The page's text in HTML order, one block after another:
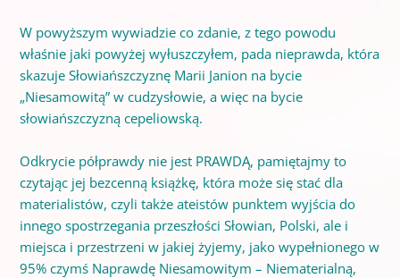
W powyższym wywiadzie co zdanie, z tego powodu
właśnie jaki powyżej wyłuszczyłem, pada nieprawda, która
skazuje Słowiańszczyznę Marii Janion na bycie
„Niesamowitą” w cudzysłowie, a więc na bycie
słowiańszczyzną cepeliowską.
Odkrycie półprawdy nie jest PRAWDĄ, pamiętajmy to
czytając jej bezcenną książkę, która może się stać dla
materialistów, czyli także ateistów punktem wyjścia do
innego spostrzegania przeszłości Słowian, Polski, ale i
miejsca i przestrzeni w jakiej żyjemy, jako wypełnionego w
95% czymś Naprawdę Niesamowitym – Niematerialną,